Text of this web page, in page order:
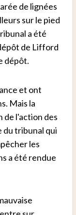
de lignées
sur le pied
a été
de Lifford
dépôt.
et ont
Mais la
de l'action des
tribunal qui
les
a été rendue